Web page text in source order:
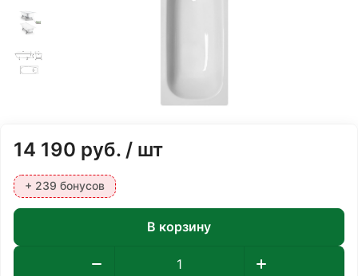
14 190 руб. / шт
+ 239 бонусов
В корзину